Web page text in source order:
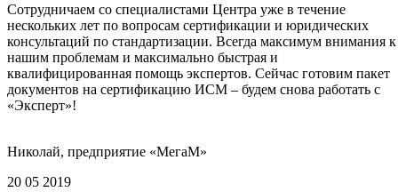
Сотрудничаем со специалистами Центра уже в течение
нескольких лет по вопросам сертификации и юридических
консультаций по стандартизации. Всегда максимум внимания к
нашим проблемам и максимально быстрая и
квалифицированная помощь экспертов. Сейчас готовим пакет
документов на сертификацию ИСМ – будем снова работать с
«Эксперт»!
Николай, предприятие «МегаМ»
20 05 2019